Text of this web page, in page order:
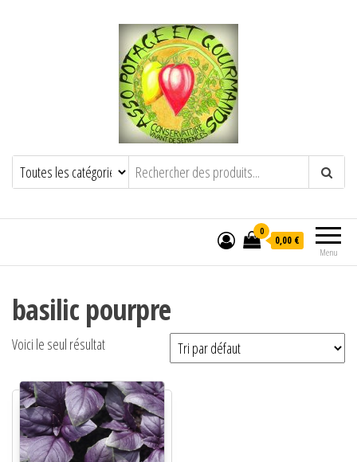
POTAGE ET GOURMANDSSemence paysanne naturelle
——————————————-
Menu
0
0,00 €
basilic pourpre
Voici le seul résultat